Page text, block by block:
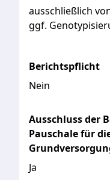
ausschließlich
ggf.
Berichtspflicht
Nein
Ausschluss der
Pauschale für
Ja